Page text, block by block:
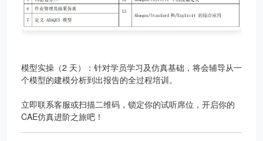
模型实操（2 天）： 针对学员学习及仿真基础，将会辅导从一
个模型的建模分析到出报告的全过程培训。
立即联系客服或扫描二维码，锁定你的试听席位，开启你的
CAE仿真进阶之旅吧！